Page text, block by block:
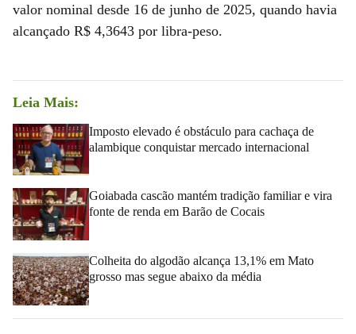
valor nominal desde 16 de junho de 2025, quando havia
alcançado R$ 4,3643 por libra-peso.
Leia Mais:
Imposto elevado é obstáculo para cachaça de
alambique conquistar mercado internacional
Goiabada cascão mantém tradição familiar e vira
fonte de renda em Barão de Cocais
Colheita do algodão alcança 13,1% em Mato
grosso mas segue abaixo da média